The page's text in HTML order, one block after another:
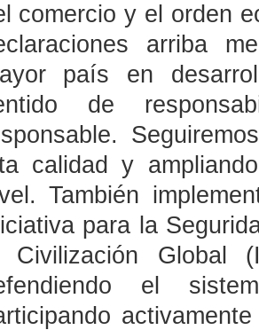
comercio y el orden
arriba
país en
de
calidad y
También
para la
Civilización Global
el